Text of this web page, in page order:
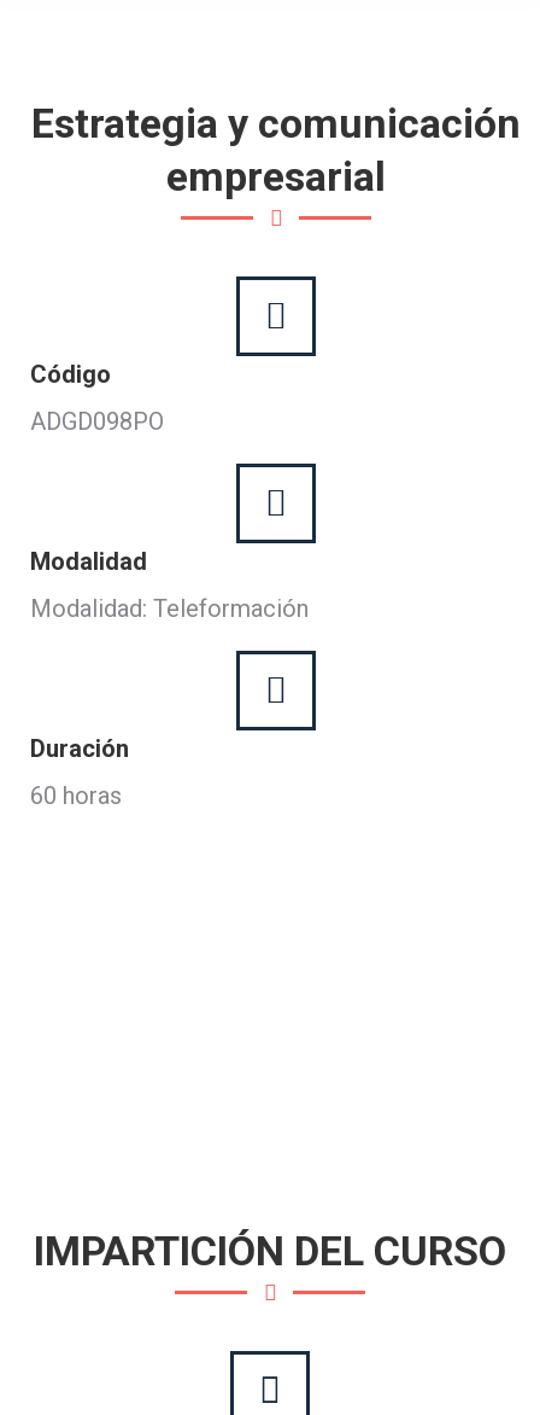
Estrategia y comunicación
empresarial
Código
ADGD098PO
Modalidad
Modalidad: Teleformación
Duración
60 horas
IMPARTICIÓN DEL CURSO